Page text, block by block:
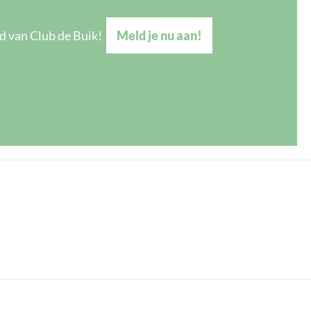
van Club de Buik! Meld je nu aan!